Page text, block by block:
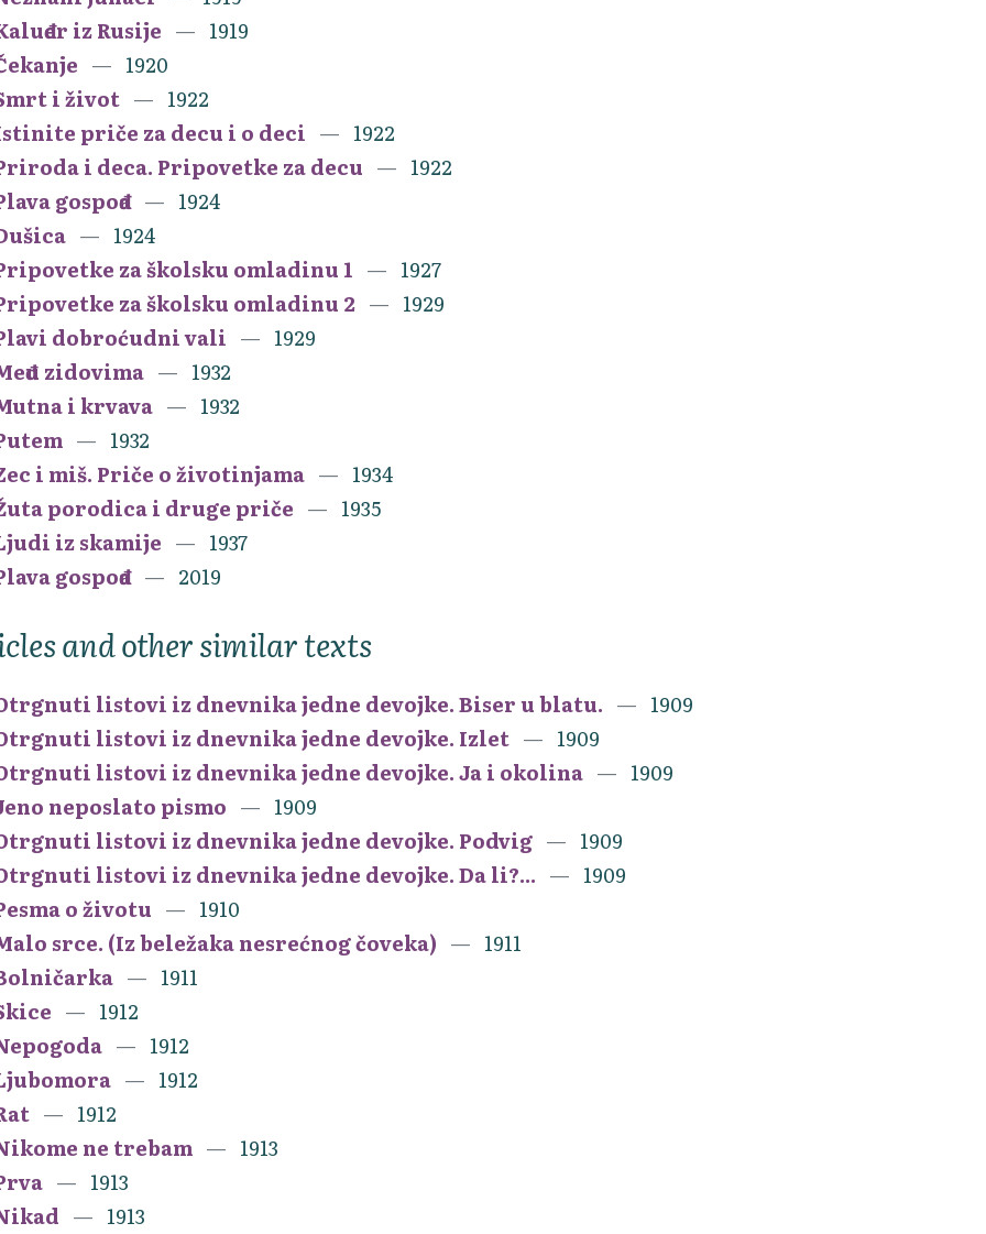
iz Rusije
1919
1920
i život
1922
priče za decu i o deci
1922
i deca. Pripovetke za decu
1922
gospođa
1924
1924
za školsku omladinu 1
1927
za školsku omladinu 2
1929
dobroćudni vali
1929
zidovima
1932
i krvava
1932
1932
i miš. Priče o životinjama
1934
porodica i druge priče
1935
iz skamije
1937
gospođa
2019
and other similar texts
listovi iz dnevnika jedne devojke. Biser u blatu.
1909
listovi iz dnevnika jedne devojke. Izlet
1909
listovi iz dnevnika jedne devojke. Ja i okolina
1909
neposlato pismo
1909
listovi iz dnevnika jedne devojke. Podvig
1909
listovi iz dnevnika jedne devojke. Da li?...
1909
o životu
1910
srce. (Iz beležaka nesrećnog čoveka)
1911
1911
1912
1912
1912
1912
ne trebam
1913
1913
1913